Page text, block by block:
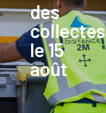
des
collectes
le 15
août